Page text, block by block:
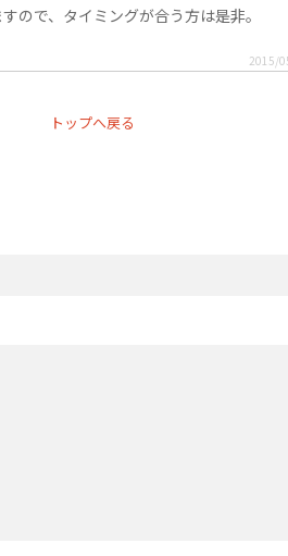
ので、タイミングが合う方は是非。
2015/
トップへ戻る